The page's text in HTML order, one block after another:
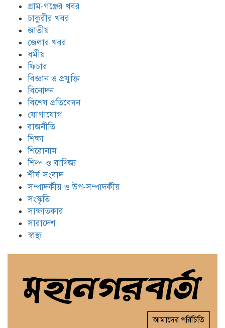
গ্রাম-গঞ্জের খবর
চাকুরীর খবর
জাতীয়
জেলার খবর
ধর্মীয়
ফিচার
বিজ্ঞান ও প্রযুক্তি
বিনোদন
বিশেষ প্রতিবেদন
যোগাযোগ
রাজনীতি
শিক্ষা
শিরোনাম
শিল্প ও বাণিজ্য
শীর্ষ সংবাদ
সম্পাদকীয় ও উপ-সম্পাদকীয়
সংস্কৃতি
সাক্ষাতকার
সারাদেশ
স্বাস্থ্য
আমাদের পরিচিতি